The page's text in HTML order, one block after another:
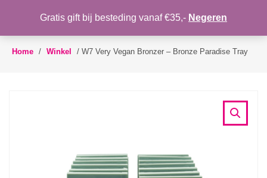
Toggle
WENSLIJST
Home / Winkel / W7 Very Vegan Bronzer – Bronze Paradise Tray
Gratis gift bij besteding vanaf €35,- Negeren